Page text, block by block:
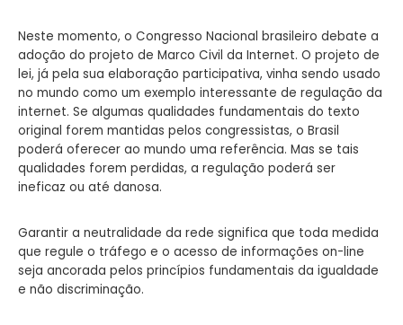
Neste momento, o Congresso Nacional brasileiro debate a
adoção do projeto de Marco Civil da Internet. O projeto de
lei, já pela sua elaboração participativa, vinha sendo usado
no mundo como um exemplo interessante de regulação da
internet. Se algumas qualidades fundamentais do texto
original forem mantidas pelos congressistas, o Brasil
poderá oferecer ao mundo uma referência. Mas se tais
qualidades forem perdidas, a regulação poderá ser
ineficaz ou até danosa.
Garantir a neutralidade da rede significa que toda medida
que regule o tráfego e o acesso de informações on-line
seja ancorada pelos princípios fundamentais da igualdade
e não discriminação.